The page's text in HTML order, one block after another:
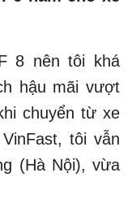
8 nên tôi khá
hậu mãi vượt
chuyển từ xe
tôi vẫn
(Hà Nội), vừa